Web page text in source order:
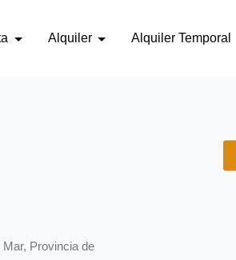
Alquiler Alquiler Temporal
Provincia de